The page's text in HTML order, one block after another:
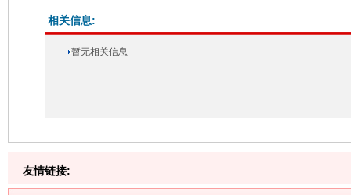
相关信息:
暂无相关信息
友情链接: